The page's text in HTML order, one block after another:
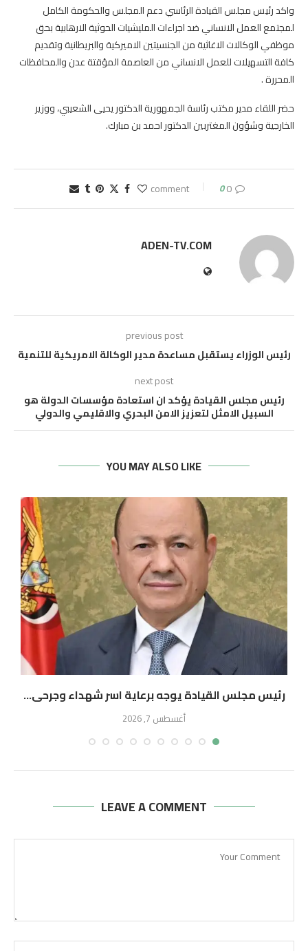
واكد رئيس مجلس القيادة الرئاسي دعم المجلس والحكومة الكامل
لمجتمع العمل الانساني ضد اجراءات المليشيات الحوثية الارهابية بحق
موظفي الوكالات الاغاثية من الجنسيتين الاميركية والبريطانية وتقديم
كافة التسهيلات للعمل الانساني من العاصمة المؤقتة عدن والمحافظات
المحررة .
حضر اللقاء مدير مكتب رئاسة الجمهورية الدكتور يحيى الشعيبي، ووزير
الخارجية وشؤون المغتربين الدكتور احمد بن مبارك.
0 comment
0
ADEN-TV.COM
previous post
رئيس الوزراء يستقبل مساعدة مدير الوكالة الامريكية للتنمية
next post
رئيس مجلس القيادة يؤكد ان استعادة مؤسسات الدولة هو
السبيل الامثل لتعزيز الامن البحري والاقليمي والدولي
YOU MAY ALSO LIKE
رئيس مجلس القيادة يوجه برعاية اسر شهداء وجرحى...
أغسطس 7, 2026
LEAVE A COMMENT